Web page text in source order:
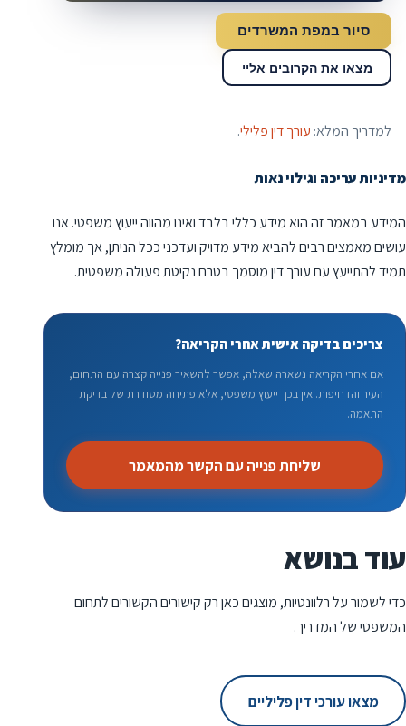
סיור במפת המשרדים
מצאו את הקרובים אליי
למדריך המלא: עורך דין פלילי.
מדיניות עריכה וגילוי נאות
המידע במאמר זה הוא מידע כללי בלבד ואינו מהווה ייעוץ משפטי. אנו
עושים מאמצים רבים להביא מידע מדויק ועדכני ככל הניתן, אך מומלץ
תמיד להתייעץ עם עורך דין מוסמך בטרם נקיטת פעולה משפטית.
צריכים בדיקה אישית אחרי הקריאה?
אם אחרי הקריאה נשארה שאלה, אפשר להשאיר פנייה קצרה עם התחום,
העיר והדחיפות. אין בכך ייעוץ משפטי, אלא פתיחה מסודרת של בדיקת
התאמה.
שליחת פנייה עם הקשר מהמאמר
עוד בנושא
כדי לשמור על רלוונטיות, מוצגים כאן רק קישורים הקשורים לתחום
המשפטי של המדריך.
מצאו עורכי דין פליליים